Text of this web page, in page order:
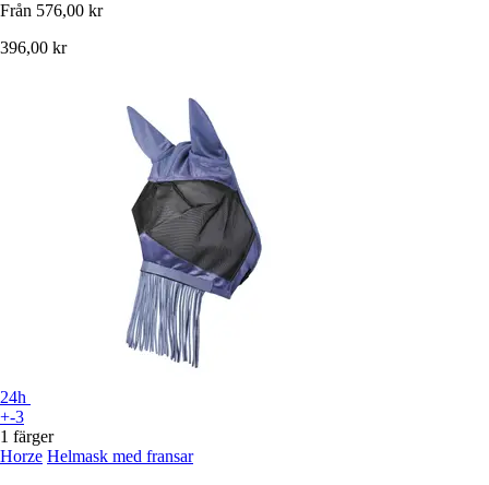
Från 576,00 kr
396,00 kr
24h
+-3
1 färger
Horze Helmask med fransar